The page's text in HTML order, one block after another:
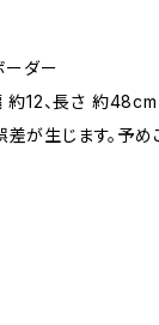
ーダー
約12、長さ 約48cm
が生じます。予め